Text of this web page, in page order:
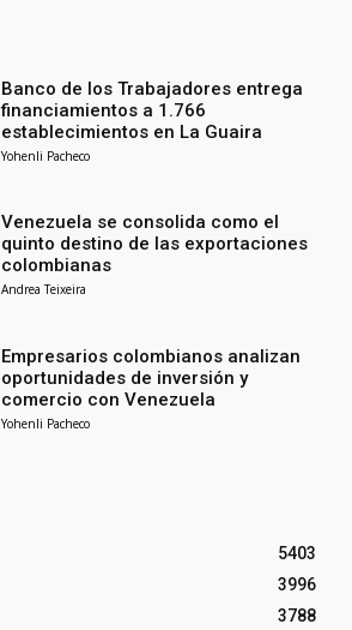
Banco de los Trabajadores entrega
financiamientos a 1.766
establecimientos en La Guaira
Yohenli Pacheco
Venezuela se consolida como el
quinto destino de las exportaciones
colombianas
Andrea Teixeira
Empresarios colombianos analizan
oportunidades de inversión y
comercio con Venezuela
Yohenli Pacheco
5403
3996
3788